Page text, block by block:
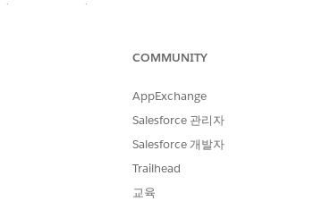
Unlimited 및 Enterprise Edition
로 사용하여 요청을 처리합니다. 유사한 신청 및
COMMUNITY
AppExchange
Salesforce 관리자
Salesforce 개발자
Trailhead
교육